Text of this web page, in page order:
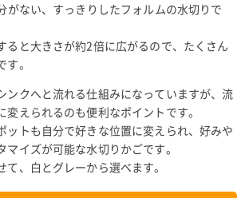
がない、すっきりしたフォルムの水切りで
ると大きさが約2倍に広がるので、たくさん
。
ンクへと流れる仕組みになっていますが、流
変えられるのも便利なポイントです。
ットも自分で好きな位置に変えられ、好みや
マイズが可能な水切りかごです。
て、白とグレーから選べます。